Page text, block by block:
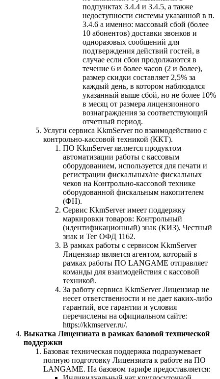
подпунктах 3.4.4 и 3.4.5, а также
недоступности системы указанной в п.
3.4.6 а именно: массовый сбой (более
10 абонентов) доставки звонков и
одноразовых сообщений для
подтверждения действий гостей, в
случае если сбои продолжаются в
течение 6 и более часов (2 и более),
размер скидки составляет 2,5% за
каждый день, в котором наблюдался
указанный выше сбой, но не более 10%
в месяц от размера лицензионного
вознаграждения за соответствующий
отчетный период.
Услуги сервиса KkmServer по взаимодействию с
контрольно-кассовой техникой (ККТ).
ПО KkmServer является продуктом
автоматизации работы с кассовым
оборудованием, используется для печати и
регистрации фискальных/не фискальных
чеков на Контрольно-кассовой технике
оборудованной фискальным накопителем
(ФН).
Сервис KkmServer имеет поддержку
маркировки товаров: Контрольный
(идентификационный) знак (КИЗ), Честный
знак и Тег ОФД 1162.
В рамках работы с сервисом KkmServer
Лицензиар является агентом, который в
рамках работы ПО LANGAME отправляет
команды для взаимодействия с кассовой
техникой.
За работу сервиса KkmServer Лицензиар не
несет ответственности и не дает каких-либо
гарантий, все гарантии и условия
перечислены на официальном сайте:
https://kkmserver.ru/.
Выкатка Лицензиата в рамках базовой технической
поддержки
Базовая техническая поддержка подразумевает
полную подготовку Лицензиата к работе на ПО
LANGAME. На базовом тарифе предоставляется: